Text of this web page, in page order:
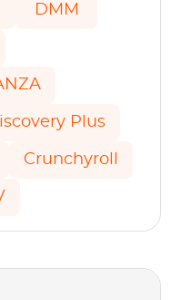
DMM
Plus
Crunchyroll